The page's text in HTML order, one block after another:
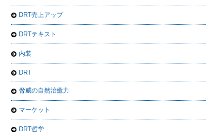
DRT売上アップ
DRTテキスト
内装
DRT
脅威の自然治癒力
マーケット
DRT哲学